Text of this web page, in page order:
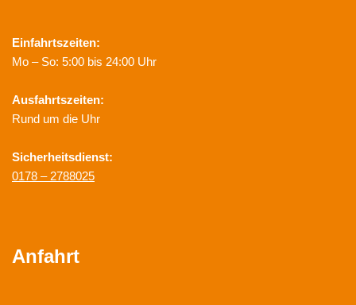
Einfahrtszeiten:
Mo – So: 5:00 bis 24:00 Uhr
Ausfahrtszeiten:
Rund um die Uhr
Sicherheitsdienst:
0178 – 2788025
Anfahrt